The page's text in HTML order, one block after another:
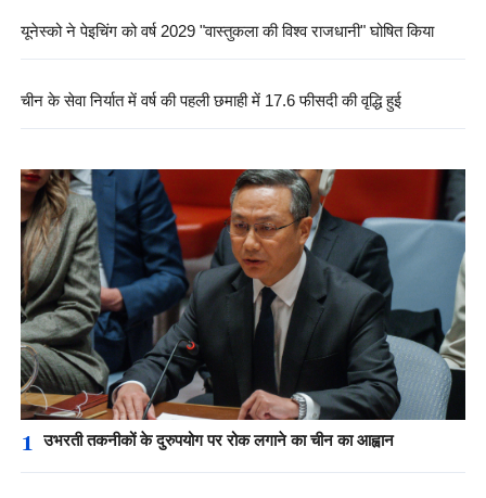
यूनेस्को ने पेइचिंग को वर्ष 2029 "वास्तुकला की विश्व राजधानी" घोषित किया
चीन के सेवा निर्यात में वर्ष की पहली छमाही में 17.6 फीसदी की वृद्धि हुई
1 उभरती तकनीकों के दुरुपयोग पर रोक लगाने का चीन का आह्वान